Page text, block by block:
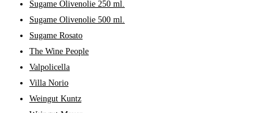
Sugame Olivenolie 250 ml.
Sugame Olivenolie 500 ml.
Sugame Rosato
The Wine People
Valpolicella
Villa Norio
Weingut Kuntz